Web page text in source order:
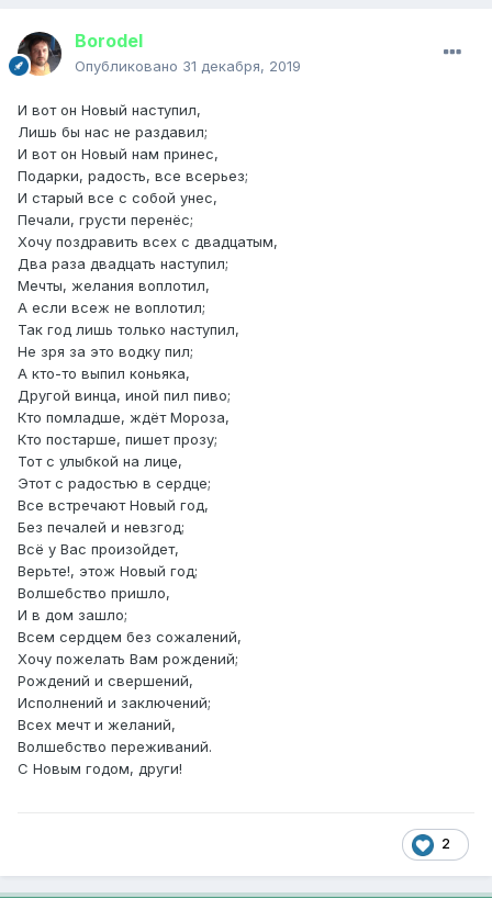
Borodel
Опубликовано 31 декабря, 2019
И вот он Новый наступил,
Лишь бы нас не раздавил;
И вот он Новый нам принес,
Подарки, радость, все всерьез;
И старый все с собой унес,
Печали, грусти перенёс;
Хочу поздравить всех с двадцатым,
Два раза двадцать наступил;
Мечты, желания воплотил,
А если всеж не воплотил;
Так год лишь только наступил,
Не зря за это водку пил;
А кто-то выпил коньяка,
Другой винца, иной пил пиво;
Кто помладше, ждёт Мороза,
Кто постарше, пишет прозу;
Тот с улыбкой на лице,
Этот с радостью в сердце;
Все встречают Новый год,
Без печалей и невзгод;
Всё у Вас произойдет,
Верьте!, этож Новый год;
Волшебство пришло,
И в дом зашло;
Всем сердцем без сожалений,
Хочу пожелать Вам рождений;
Рождений и свершений,
Исполнений и заключений;
Всех мечт и желаний,
Волшебство переживаний.
С Новым годом, други!
2